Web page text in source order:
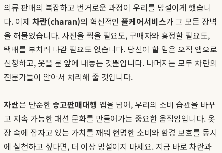
의류 판매의 복잡하고 번거로운 과정이 우리를 망설이게 했습니
다. 이제 차란(charan)의 혁신적인 풀케어서비스가 그 모든 장벽
을 허물었습니다. 사진을 찍을 필요도, 구매자와 흥정할 필요도,
택배를 부치러 나갈 필요도 없습니다. 당신이 할 일은 오직 앱으로
신청하고, 옷을 문 앞에 내놓는 것뿐입니다. 나머지는 모두 차란의
전문가들이 알아서 처리해 줄 것입니다.
차란은 단순한중고판매대행 앱을 넘어, 우리의 소비 습관을 바꾸
고 지속 가능한 패션 문화를 만들어가는 중요한 움직임입니다. 옷
장 속에 잠자고 있는 가치를 깨워 현명한 소비와 환경 보호를 동시
에 실천하고 싶다면, 더 이상 망설이지 마세요. 지금 바로 차란과